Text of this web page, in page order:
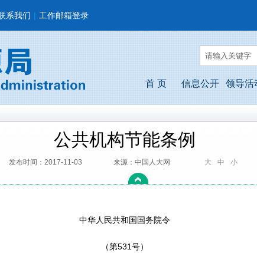
系我们 | 工作邮箱登录
首 页 信息公开 领导活
公共机构节能条例
发布时间：2017-11-03 来源：中国人大网 大 中 小
中华人民共和国国务院令
（第531号）